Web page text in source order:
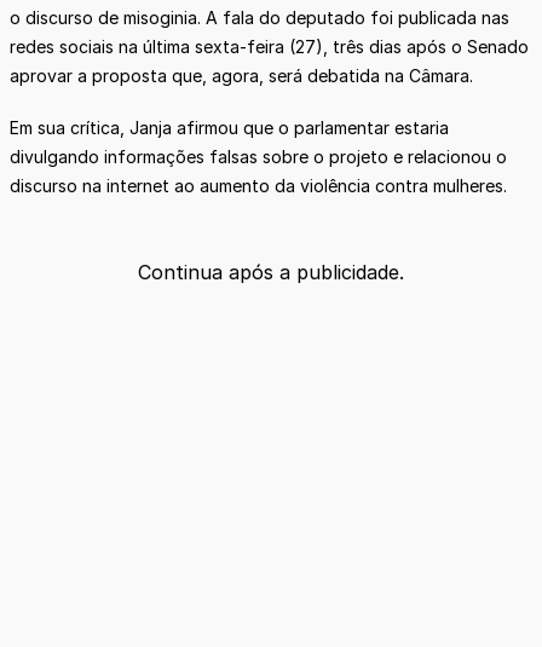
o discurso de misoginia. A fala do deputado foi publicada nas
redes sociais na última sexta-feira (27), três dias após o Senado
aprovar a proposta que, agora, será debatida na Câmara.
Em sua crítica, Janja afirmou que o parlamentar estaria
divulgando informações falsas sobre o projeto e relacionou o
discurso na internet ao aumento da violência contra mulheres.
Continua após a publicidade.